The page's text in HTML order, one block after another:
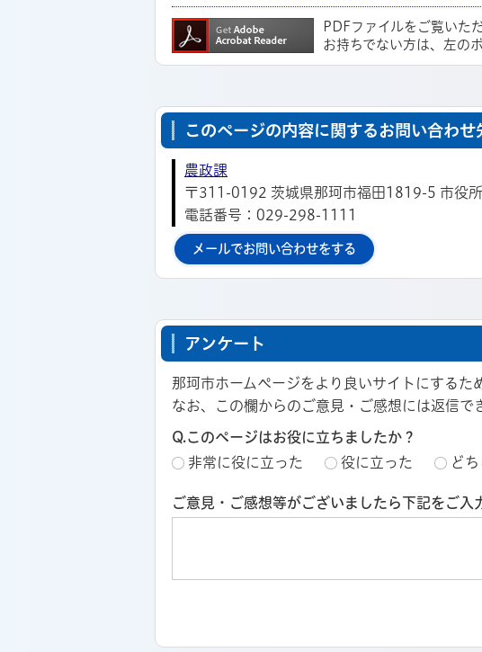
PDFファイルをご覧いた
お持ちでない方は、左の
このページの内容に関するお問い合わせ
農政課
〒311-0192 茨城県那珂市福田1819-5 市役
電話番号：029-298-1111
メールでお問い合わせをする
アンケート
那珂市ホームページをより良いサイトにするた
なお、この欄からのご意見・ご感想には返信で
Q.このページはお役に立ちましたか？
非常に役に立った
役に立った ど
ご意見・ご感想等がございましたら下記をご入